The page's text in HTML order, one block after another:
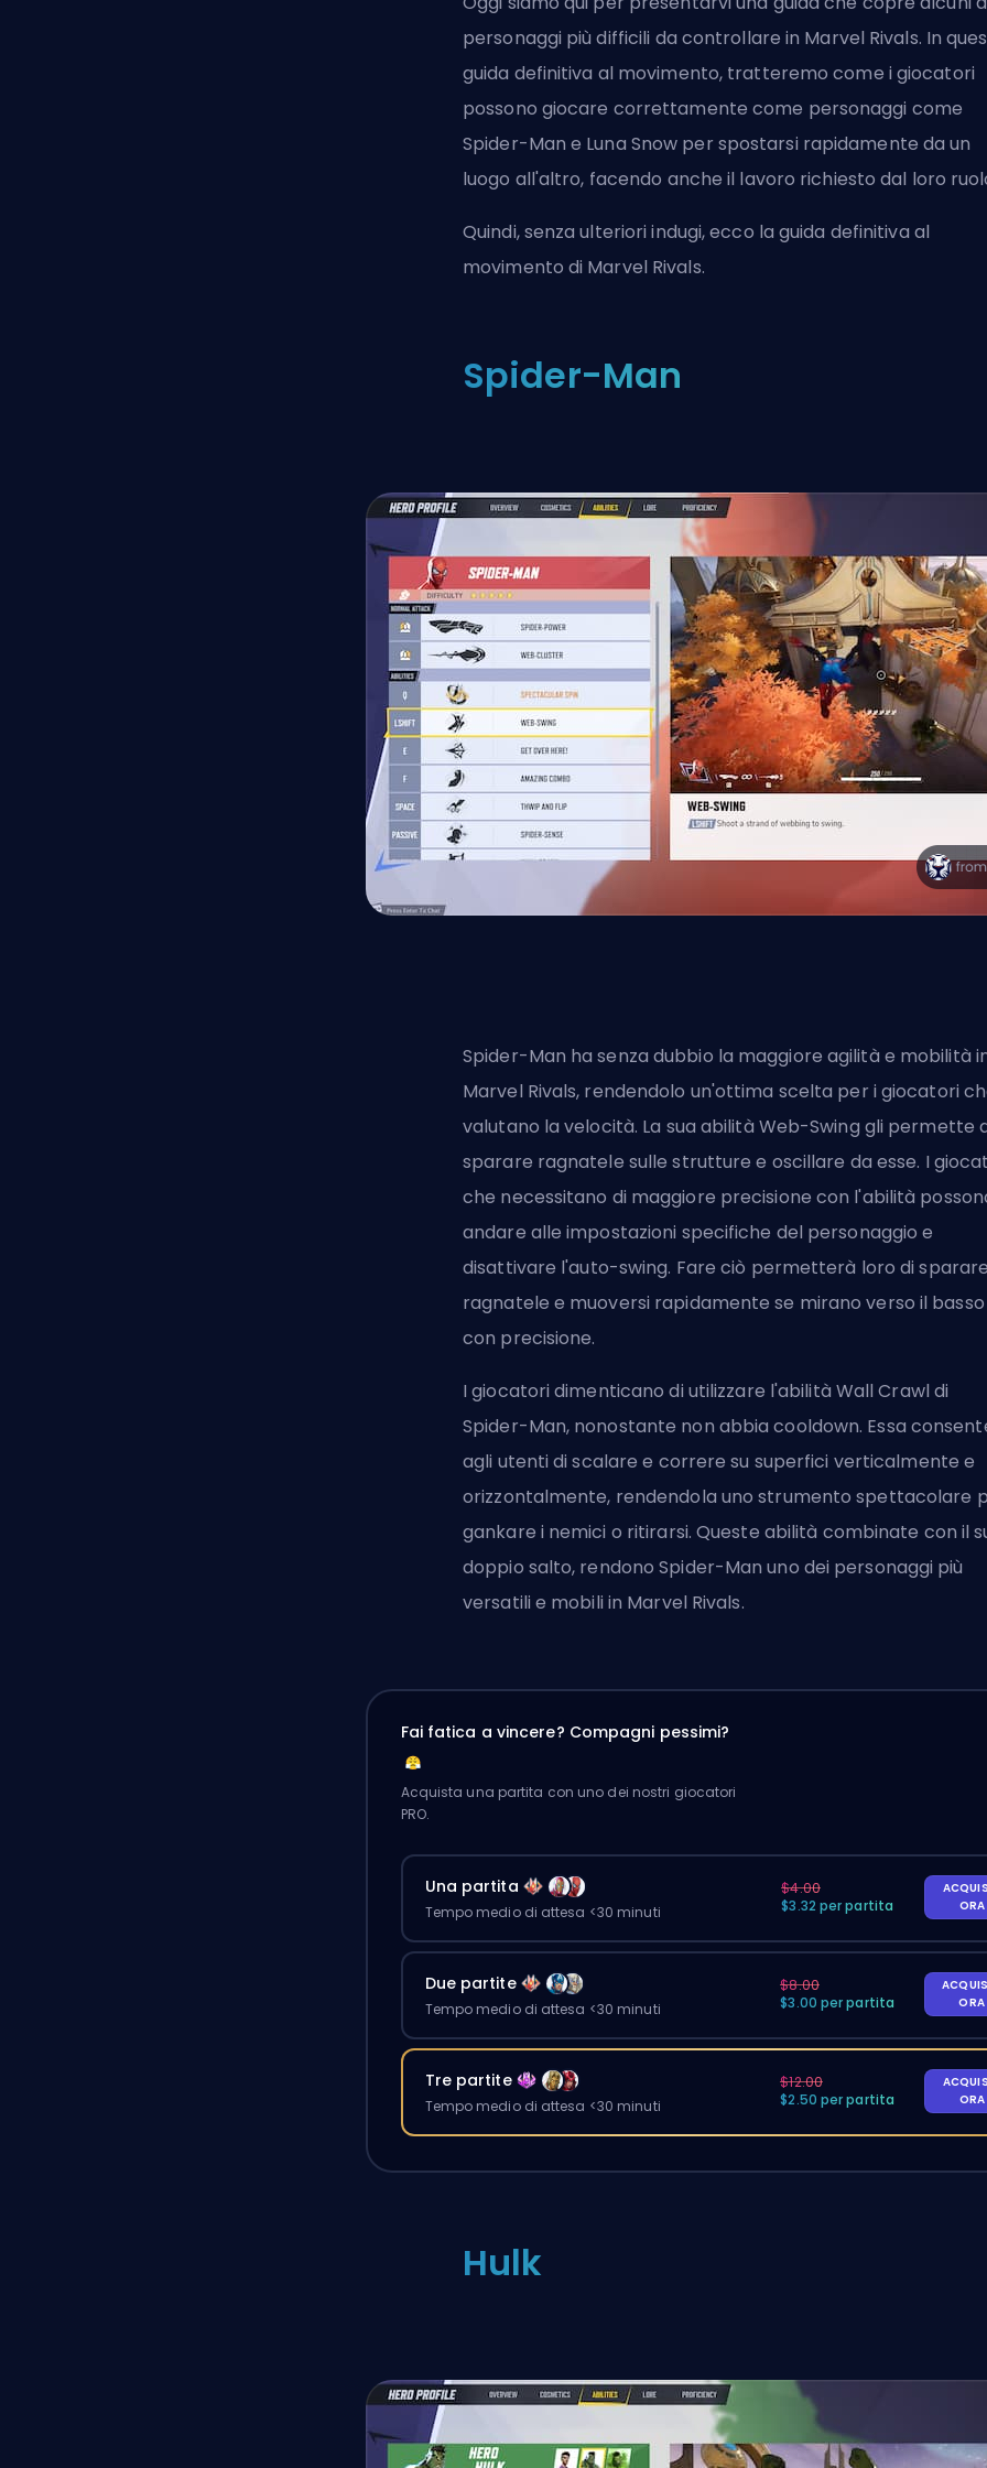
personaggi più difficili da controllare in Marvel Rivals. In
guida definitiva al movimento, tratteremo come i giocatori
possono giocare correttamente come personaggi come
Spider-Man e Luna Snow per spostarsi rapidamente da un
luogo all'altro, facendo anche il lavoro richiesto dal loro
Quindi, senza ulteriori indugi, ecco la guida definitiva al
movimento di Marvel Rivals.
Spider-Man
Spider-Man ha senza dubbio la maggiore agilità e mobilità
Marvel Rivals, rendendolo un'ottima scelta per i giocatori
valutano la velocità. La sua abilità Web-Swing gli permette
sparare ragnatele sulle strutture e oscillare da esse. I
che necessitano di maggiore precisione con l'abilità
andare alle impostazioni specifiche del personaggio e
disattivare l'auto-swing. Fare ciò permetterà loro di
ragnatele e muoversi rapidamente se mirano verso il basso
con precisione.
I giocatori dimenticano di utilizzare l'abilità Wall Crawl di
Spider-Man, nonostante non abbia cooldown. Essa
agli utenti di scalare e correre su superfici verticalmente e
orizzontalmente, rendendola uno strumento spettacolare
gankare i nemici o ritirarsi. Queste abilità combinate con il
doppio salto, rendono Spider-Man uno dei personaggi più
versatili e mobili in Marvel Rivals.
Fai fatica a vincere? Compagni pessimi?
Acquista una partita con uno dei nostri giocatori
PRO.
Una partita
Tempo medio di attesa <30 minuti
$4.00
$3.32 per partita
ORA
Due partite
Tempo medio di attesa <30 minuti
$8.00
$3.00 per partita
ORA
Tre partite
Tempo medio di attesa <30 minuti
$12.00
$2.50 per partita
ORA
Hulk